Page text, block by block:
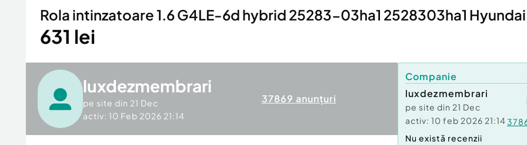
Rola intinzatoare 1.6 G4LE-6d hybrid 25283-03ha1 2528303ha1
631 lei
luxdezmembrari
pe site din 21 Dec
activ: 10 Feb 2026 21:14
37869 anunțuri
Companie
luxdezmembrari
pe site din 21 Dec
activ: 10 feb 2026 21:14
Nu există recenzii